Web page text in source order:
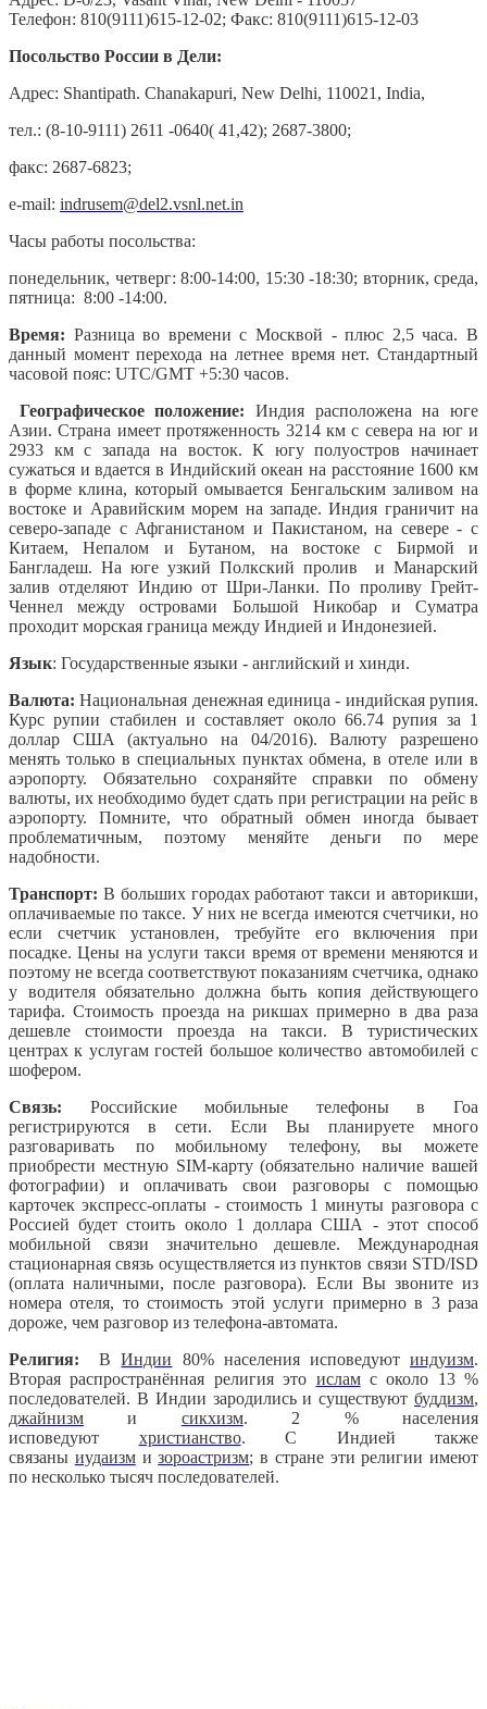
Телефон: 810(9111)615-12-02; Факс: 810(9111)615-12-03
Посольство России в Дели:
Адрес: Shantipath. Chanakapuri, New Delhi, 110021, India,
тел.: (8-10-9111) 2611 -0640( 41,42); 2687-3800;
факс: 2687-6823;
e-mail: indrusem@del2.vsnl.net.in
Часы работы посольства:
понедельник, четверг: 8:00-14:00, 15:30 -18:30; вторник, среда,
пятница: 8:00 -14:00.
Время: Разница во времени с Москвой - плюс 2,5 часа. В
данный момент перехода на летнее время нет. Стандартный
часовой пояс: UTC/GMT +5:30 часов.
Географическое положение:Индия расположена на юге
Азии. Страна имеет протяженность 3214 км с севера на юг и
2933 км с запада на восток. К югу полуостров начинает
сужаться и вдается в Индийский океан на расстояние 1600 км
в форме клина, который омывается Бенгальским заливом на
востоке и Аравийским морем на западе. Индия граничит на
северо-западе с Афганистаном и Пакистаном, на севере - с
Китаем, Непалом и Бутаном, на востоке с Бирмой и
Бангладеш. На юге узкий Полкский пролив и Манарский
залив отделяют Индию от Шри-Ланки. По проливу Грейт-
Ченнел между островами Большой Никобар и Суматра
проходит морская граница между Индией и Индонезией.
Язык: Государственные языки - английский и хинди.
Валюта:Национальная денежная единица - индийская рупия.
Курс рупии стабилен и составляет около 66.74 рупия за 1
доллар США (актуально на 04/2016). Валюту разрешено
менять только в специальных пунктах обмена, в отеле или в
аэропорту. Обязательно сохраняйте справки по обмену
валюты, их необходимо будет сдать при регистрации на рейс в
аэропорту. Помните, что обратный обмен иногда бывает
проблематичным, поэтому меняйте деньги по мере
надобности.
Транспорт: В больших городах работают такси и авторикши,
оплачиваемые по таксе. У них не всегда имеются счетчики, но
если счетчик установлен, требуйте его включения при
посадке. Цены на услуги такси время от времени меняются и
поэтому не всегда соответствуют показаниям счетчика, однако
у водителя обязательно должна быть копия действующего
тарифа. Стоимость проезда на рикшах примерно в два раза
дешевле стоимости проезда на такси. В туристических
центрах к услугам гостей большое количество автомобилей с
шофером.
Связь: Российские мобильные телефоны в Гоа
регистрируются в сети. Если Вы планируете много
разговаривать по мобильному телефону, вы можете
приобрести местную SIM-карту (обязательно наличие вашей
фотографии) и оплачивать свои разговоры с помощью
карточек экспресс-оплаты - стоимость 1 минуты разговора с
Россией будет стоить около 1 доллара США - этот способ
мобильной связи значительно дешевле. Международная
стационарная связь осуществляется из пунктов связи STD/ISD
(оплата наличными, после разговора). Если Вы звоните из
номера отеля, то стоимость этой услуги примерно в 3 раза
дороже, чем разговор из телефона-автомата.
Религия:ВИндии 80% населения исповедуютиндуизм.
Вторая распространённая религия это исламс около 13 %
последователей. В Индии зародились и существуют буддизм,
джайнизм и сикхизм. 2 % населения
исповедуют христианство. С Индией также
связаны иудаизмизороастризм; в стране эти религии имеют
по несколько тысяч последователей.